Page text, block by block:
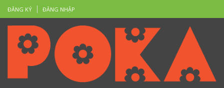
ĐĂNG KÝ ĐĂNG NHẬP